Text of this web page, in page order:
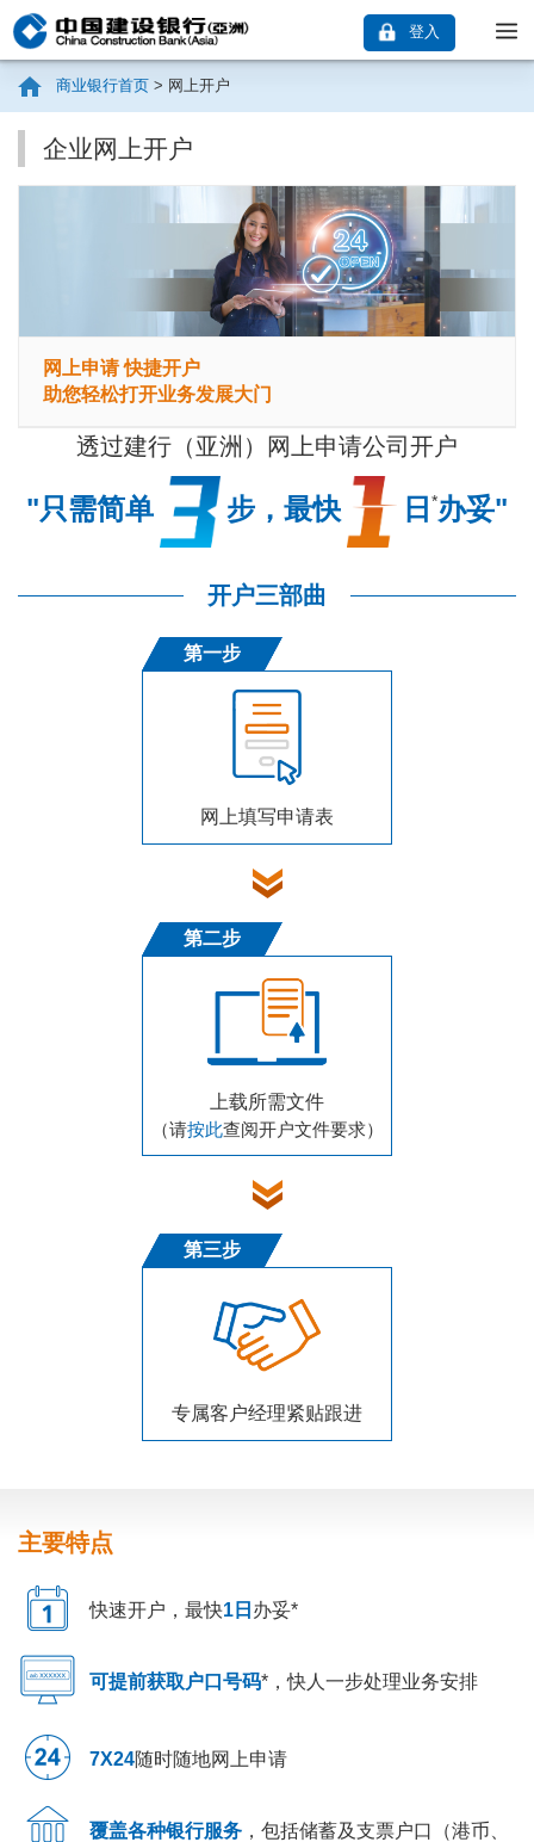
登入
商业银行首页 > 网上开户
企业网上开户
网上申请 快捷开户
助您轻松打开业务发展大门
透过建行（亚洲）网上申请公司开户
"只需简单 步，最快 日 *办妥"
开户三部曲
第一步
网上填写申请表
第二步
上载所需文件
（请按此查阅开户文件要求）
第三步
专属客户经理紧贴跟进
主要特点
快速开户，最快1日 办妥*
可提前获取户口号码*，快人一步处理业务安排
7X24随时随地网上申请
覆盖各种银行服务 ，包括储蓄及支票户口（港币、